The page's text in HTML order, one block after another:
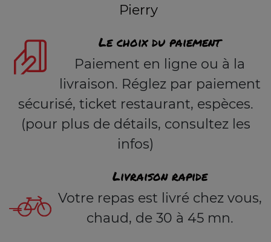
Pierry
Le choix du paiement
Paiement en ligne ou à la
livraison. Réglez par paiement
sécurisé, ticket restaurant, espèces.
(pour plus de détails, consultez les
infos)
Livraison rapide
Votre repas est livré chez vous,
chaud, de 30 à 45 mn.